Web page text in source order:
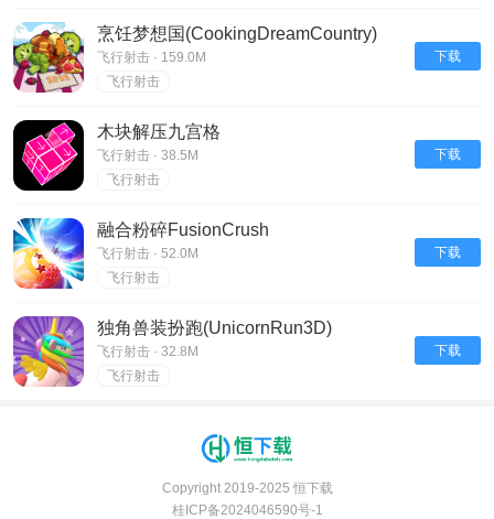
烹饪梦想国(CookingDreamCountry)
飞行射击 · 159.0M
飞行射击
下载
木块解压九宫格
飞行射击 · 38.5M
飞行射击
下载
融合粉碎FusionCrush
飞行射击 · 52.0M
飞行射击
下载
独角兽装扮跑(UnicornRun3D)
飞行射击 · 32.8M
飞行射击
下载
Copyright 2019-2025 恒下载
桂ICP备2024046590号-1